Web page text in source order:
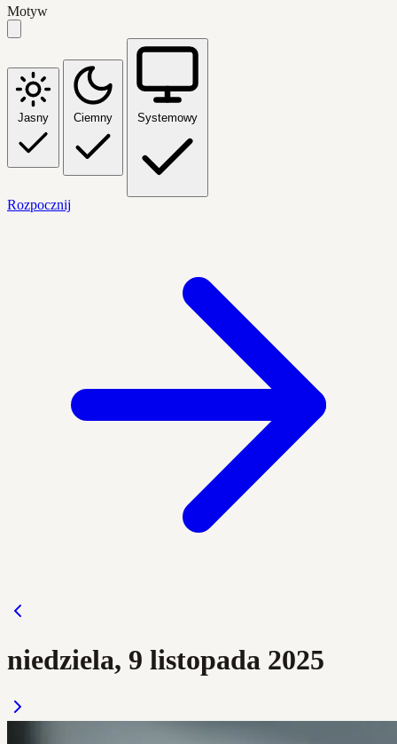
Motyw
Jasny Ciemny Systemowy
Rozpocznij
niedziela, 9 listopada 2025